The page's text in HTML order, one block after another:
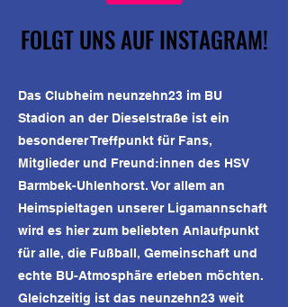
FOLGT UNS AUF INSTAGRAM!
FOLGT UNS AUF INSTAGRAM!
Das Clubheim neunzehn23 im BU
Stadion an der Dieselstraße ist ein
besonderer Treffpunkt für Fans,
Mitglieder und Freund:innen des HSV
Barmbek-Uhlenhorst. Vor allem an
Heimspieltagen unserer Ligamannschaft
wird es hier zum beliebten Anlaufpunkt
für alle, die Fußball, Gemeinschaft und
echte BU-Atmosphäre erleben möchten.
Gleichzeitig ist das neunzehn23 weit